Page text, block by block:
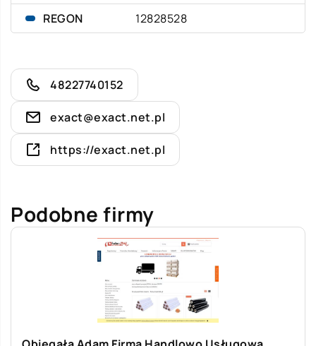
REGON
12828528
48227740152
exact@exact.net.pl
https://exact.net.pl
Podobne firmy